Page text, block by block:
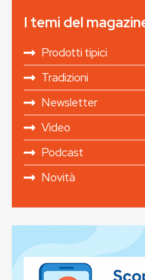
I temi del
Prodotti tipici
Tradizioni
Newsletter
Video
Podcast
Novità